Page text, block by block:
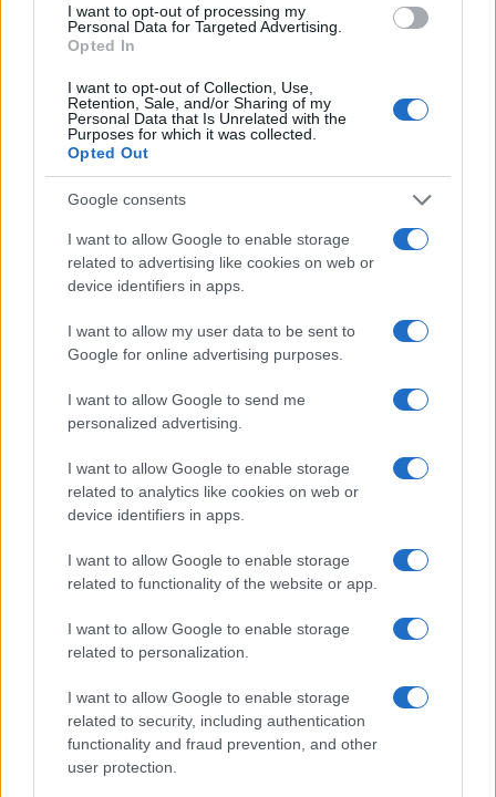
I want to opt-out of processing my
Personal Data for Targeted Advertising.
Opted In
I want to opt-out of Collection, Use,
Retention, Sale, and/or Sharing of my
Personal Data that Is Unrelated with the
Purposes for which it was collected.
Opted Out
Google consents
I want to allow Google to enable storage
related to advertising like cookies on web or
device identifiers in apps.
I want to allow my user data to be sent to
Google for online advertising purposes.
I want to allow Google to send me
personalized advertising.
I want to allow Google to enable storage
related to analytics like cookies on web or
device identifiers in apps.
I want to allow Google to enable storage
related to functionality of the website or app.
I want to allow Google to enable storage
related to personalization.
I want to allow Google to enable storage
related to security, including authentication
functionality and fraud prevention, and other
user protection.
Condividi l'articolo
F
a
ce
b
o
o
k
T
w
it
te
r
Pi
n
te
re
st
W
h
at
s
p
p
S
h
a
re
Prossimo articolo
NOTIZIE RECENTI
Incidente sulla strada provinciale ad Arzachena,
un ferito
Sangue, musica e solidarietà con Avis Olbia al
Delta Center
Meteo Olbia 9 agosto, temperature in calo
Salmo finisce in ospedale a Catania, ma il tour
va avanti: “Sicilia, ci sono”
Jovanotti, Gabry Ponte e Alfa: Olbia ombelico del
mondo per una notte